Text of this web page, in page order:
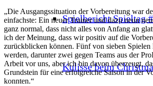
Spielbericht Spieltag
Kulisse beim
„Die Ausgangssituation der Vorbereitung war
einfachste: Ein neuer Trainer und dazu neun
ganz normal, dass nicht alles von Anfang an
ich der Meinung, dass wir positiv auf die
zurückblicken können. Fünf von sieben Spielen
werden, darunter zwei gegen Teams aus der
Arbeit vor uns, aber ich bin davon überzeugt,
Grundstein für eine erfolgreiche Saison in der
konnten.“